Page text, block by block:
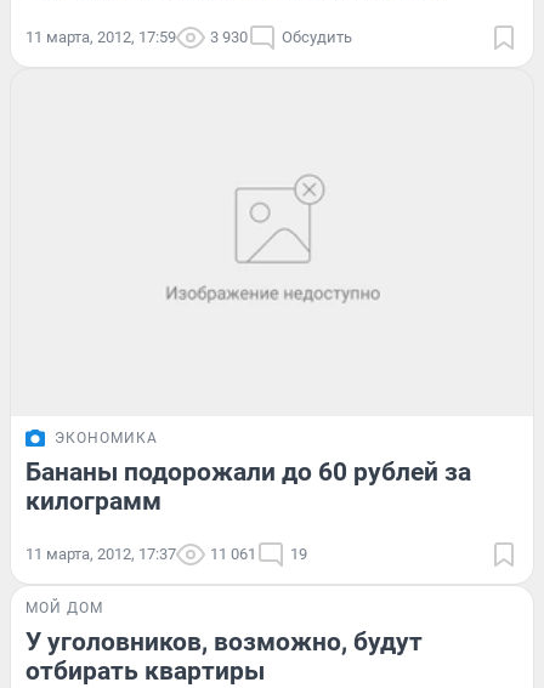
11 марта, 2012, 17:59 3 930 Обсудить
ЭКОНОМИКА
Бананы подорожали до 60 рублей за
килограмм
11 марта, 2012, 17:37 11 061 19
МОЙ ДОМ
У уголовников, возможно, будут
отбирать квартиры